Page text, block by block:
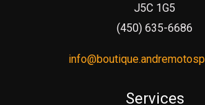
J5C 1G5
(450) 635-6686
Services